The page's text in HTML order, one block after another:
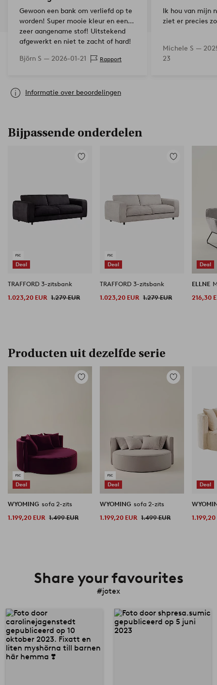
Gewoon een bank om verliefd op te
worden! Super mooie kleur en een
zeer aangename stof! Uitstekend
afgewerkt en niet te zacht of hard!
Bovendien is hij in posi…
Björn S — 2026-01-21 Rapport
Ik hou van mijn
ziet er precies
Michele S —
23
Informatie over beoordelingen
Bijpassende onderdelen
Deal
Toevoegen
TRAFFORD 3-zitsbank
1.023,20 EUR 1.279 EUR
Deal
Toevoegen
TRAFFORD 3-zitsbank
1.023,20 EUR 1.279 EUR
Deal
ELLNE
216,30
Producten uit dezelfde serie
Deal
Toevoegen
WYOMING sofa 2-zits
1.199,20 EUR 1.499 EUR
Deal
Toevoegen
WYOMING sofa 2-zits
1.199,20 EUR 1.499 EUR
Deal
1.199,20
Share your favourites
#jotex